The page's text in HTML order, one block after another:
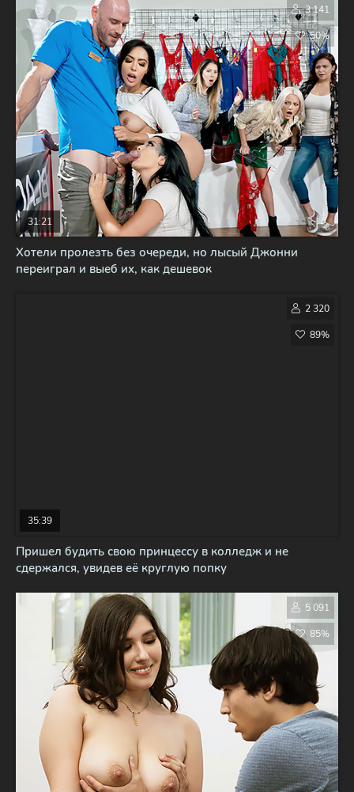
Хотели пролезть без очереди, но лысый Джонни
переиграл и выеб их, как дешевок
31:21
3 141
50%
Пришел будить свою принцессу в колледж и не
сдержался, увидев её круглую попку
35:39
2 320
89%
5 091
85%